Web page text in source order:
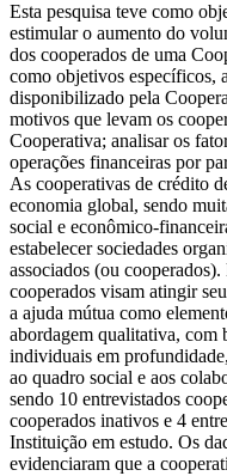
Esta pesquisa teve como
estimular o aumento do
dos cooperados de uma
como objetivos específicos,
disponibilizado pela
motivos que levam os
Cooperativa; analisar os
operações financeiras por
As cooperativas de crédito
economia global, sendo
social e econômico-
estabelecer sociedades
associados (ou
cooperados visam atingir
a ajuda mútua como
abordagem qualitativa, com
individuais em
ao quadro social e aos
sendo 10 entrevistados
cooperados inativos e 4
Instituição em estudo. Os
evidenciaram que a